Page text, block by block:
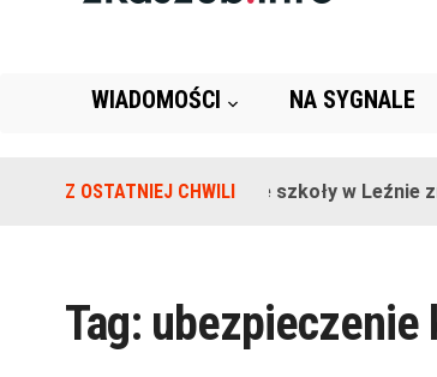
WIADOMOŚCI NA SYGNALE
Z OSTATNIEJ CHWILINa terenie szkoły w Leźnie
Tag: ubezpieczenie